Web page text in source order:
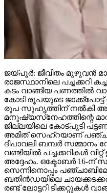
ജയ്പൂര്‍: ജീവിതം മുഴുവന്‍
രാജസ്ഥാനിലെ പച്ചക്കറി
കടം വാങ്ങിയ പണത്തില്‍
കോടി രൂപയുടെ
രൂപ സുഹൃത്തിന് നല്‍കി
മനുഷ്യസ്‌നേഹത്തിന്റെ
ജില്ലയിലെ കോട്പുടി
അമിത് സെഹ്‌റയാണ്
ദീപാവലി ബമ്പര്‍ സമ്മാനം
വണ്ടിയില്‍ പച്ചക്കറികള്‍
അദ്ദേഹം. ഒക്ടോബര്‍ 16-
സെന്നിനൊപ്പം
ബതിന്‍ഡയിലെ
രണ്ട് ലോട്ടറി ടിക്കറ്റുകള്‍
പണമില്ലാത്തതിനാല്‍
വാങ്ങുകയായിരുന്നു.
മുകേഷിന്റെ ഫോണ്‍
ജാക്ക്‌പോട്ട്
രൂപ സമ്മാനമായി ലഭിച്ചു.
അറിഞ്ഞപ്പോള്‍ ആദ്യം
മുകേഷിനെയായിരുന്നു.